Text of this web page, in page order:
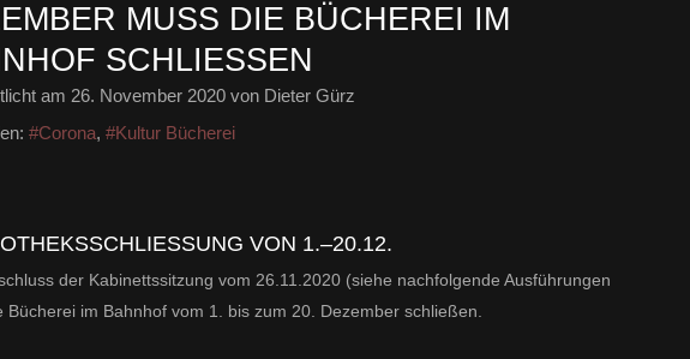
MUSS DIE BÜCHEREI IM B
SCHLIESSEN
am 26. November 2020 von Dieter Gürz
#Corona, #Kultur Bücherei
VON 1.–20.12.
der Kabinettssitzung vom 26.11.2020 (siehe nachfolgende Ausführungen
Bücherei im Bahnhof vom 1. bis zum 20. Dezember schließen.